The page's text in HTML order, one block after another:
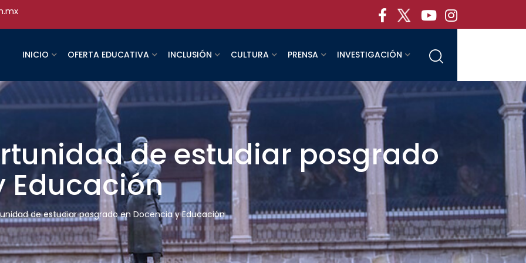
INICIO OFERTA EDUCATIVA INCLUSIÓN CULTURA PRENSA INVESTIGACIÓN
de estudiar posgrado
Educación
de estudiar posgrado en Docencia y Educación